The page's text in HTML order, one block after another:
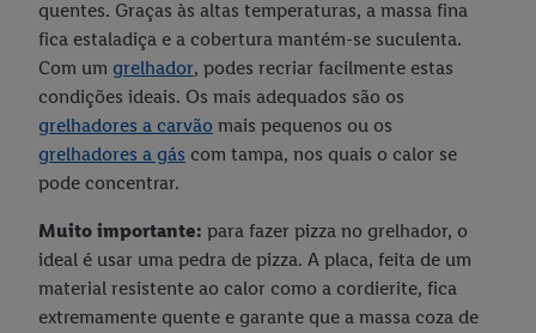
quentes. Graças às altas temperaturas, a massa fina
fica estaladiça e a cobertura mantém-se suculenta.
Com um grelhador, podes recriar facilmente estas
condições ideais. Os mais adequados são os
grelhadores a carvão mais pequenos ou os
grelhadores a gás com tampa, nos quais o calor se
pode concentrar.
Muito importante: para fazer pizza no grelhador, o
ideal é usar uma pedra de pizza. A placa, feita de um
material resistente ao calor como a cordierite, fica
extremamente quente e garante que a massa coza de